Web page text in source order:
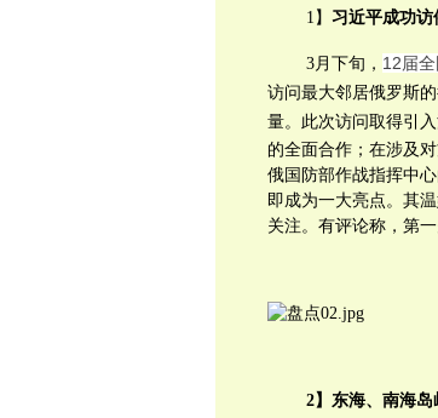
1】 习近平成功访
3月下旬， 12届
访问最大邻居俄罗斯
量。此次访问取得引入
的全面合作；在涉及
俄国防部作战指挥中
即成为一大亮点。其
关注。有评论称，第
2】东海、南海